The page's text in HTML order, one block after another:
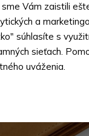
Vám zaistili
a
súhlasíte s
sieťach.
uváženia.